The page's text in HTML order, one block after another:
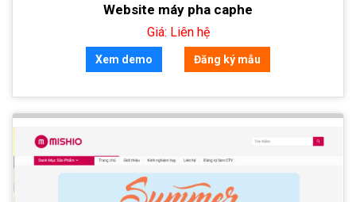
Website máy pha caphe
Giá: Liên hệ
Xem demo Đăng ký mẫu